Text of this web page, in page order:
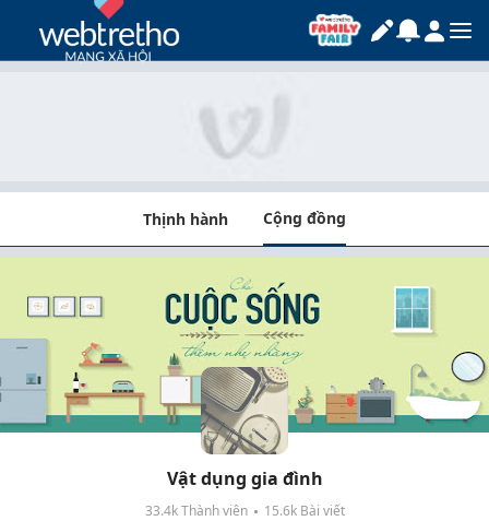
Thịnh hành Cộng đồng
Vật dụng gia đình
33.4k Thành viên 15.6k Bài viết